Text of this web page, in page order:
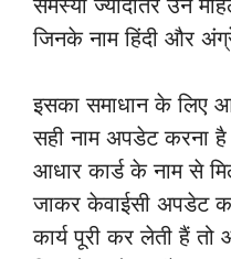
समस्या ज्यादातर उन
जिनके नाम हिंदी और
इसका समाधान के लिए
सही नाम अपडेट करना
आधार कार्ड के नाम से
जाकर केवाईसी अपडेट
कार्य पूरी कर लेती हैं